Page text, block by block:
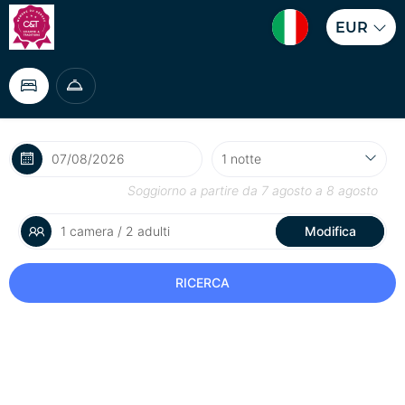
EUR
Soggiorno a partire da 7 agosto a 8 agosto
1 camera / 2 adulti Modifica